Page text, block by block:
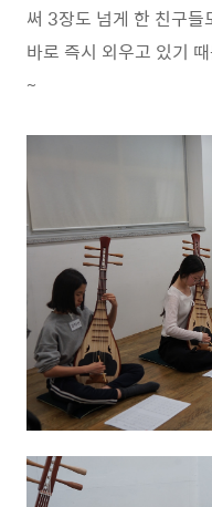
써 3장도 넘게 한 친구들
바로 즉시 외우고 있기
~